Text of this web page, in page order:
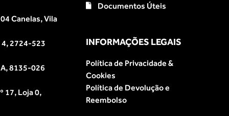
Canelas, Vila
4, 2724-523
8135-026
17, Loja 0,
Documentos Úteis
INFORMAÇÕES LEGAIS
Política de Privacidade &
Cookies
Política de Devolução e
Reembolso